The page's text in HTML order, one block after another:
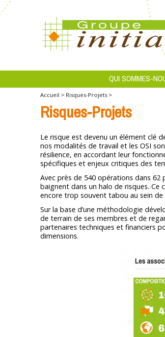
QUI SOMMES-
Accueil > Risques-Projets >
Risques-Projets
Le risque est devenu un élément clé
nos modalités de travail et les OSI
résilience, en accordant leur
spécifiques et enjeux critiques des
Avec près de 540 opérations dans
baignent dans un halo de risques.
encore trop souvent tabou au sein de
Sur la base d’une méthodologie
de terrain de ses membres et de
partenaires techniques et financiers
dimensions.